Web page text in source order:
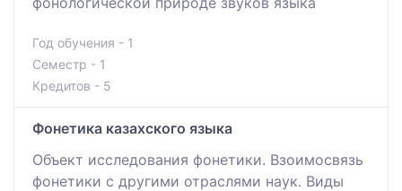
Год обучения - 1
Семестр - 1
Кредитов - 5
Фонетика казахского языка
Объект исследования фонетики. Взоимосвязь
фонетики с другими отраслями наук. Виды